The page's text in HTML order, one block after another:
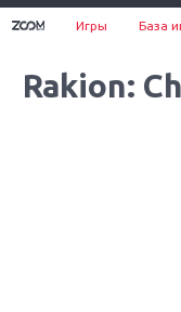
Игры База
Rakion: